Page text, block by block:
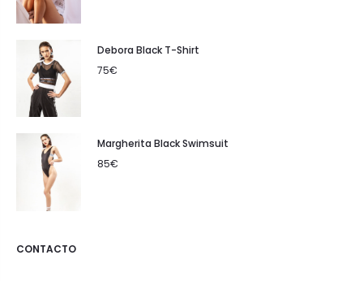
Debora Black T-Shirt
75€
Margherita Black Swimsuit
85€
CONTACTO